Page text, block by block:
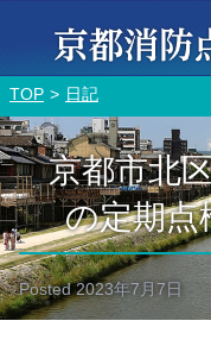
TOP 日記
京都市北
の定期点
Posted2023年7月7日